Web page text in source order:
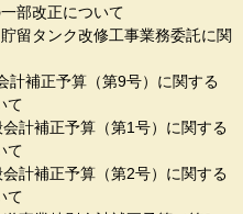
部改正について
留タンク改修工事業務委託に関
補正予算（第9号）に関する
て
計補正予算（第1号）に関する
て
計補正予算（第2号）に関する
て